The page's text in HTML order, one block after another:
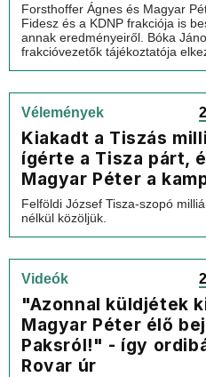
Forsthoffer Ágnes és Magyar
Fidesz és a KDNP frakciója is
annak eredményeiről. Bóka
frakcióvezetők tájékoztatója
Vélemények
Kiakadt a Tiszás
ígérte a Tisza párt,
Magyar Péter a
Felföldi József Tisza-szopó
nélkül közöljük.
Videók
"Azonnal küldjétek
Magyar Péter élő
Paksról!" - így
Rovar úr